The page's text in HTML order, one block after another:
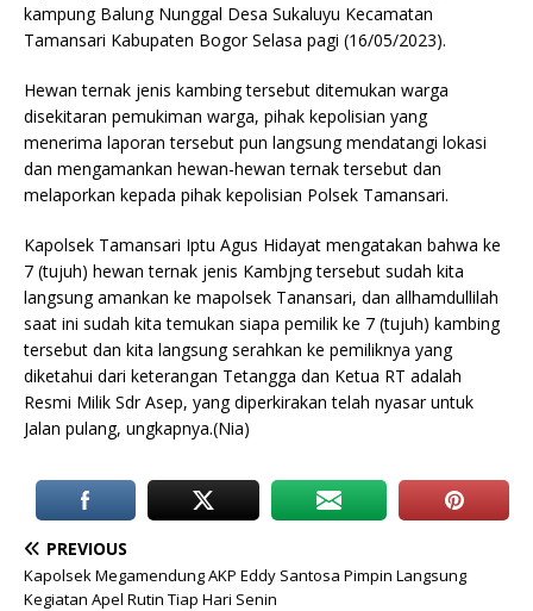
kampung Balung Nunggal Desa Sukaluyu Kecamatan
Tamansari Kabupaten Bogor Selasa pagi (16/05/2023).
Hewan ternak jenis kambing tersebut ditemukan warga
disekitaran pemukiman warga, pihak kepolisian yang
menerima laporan tersebut pun langsung mendatangi lokasi
dan mengamankan hewan-hewan ternak tersebut dan
melaporkan kepada pihak kepolisian Polsek Tamansari.
Kapolsek Tamansari Iptu Agus Hidayat mengatakan bahwa ke
7 (tujuh) hewan ternak jenis Kambjng tersebut sudah kita
langsung amankan ke mapolsek Tanansari, dan allhamdullilah
saat ini sudah kita temukan siapa pemilik ke 7 (tujuh) kambing
tersebut dan kita langsung serahkan ke pemiliknya yang
diketahui dari keterangan Tetangga dan Ketua RT adalah
Resmi Milik Sdr Asep, yang diperkirakan telah nyasar untuk
Jalan pulang, ungkapnya.(Nia)
PREVIOUS
Kapolsek Megamendung AKP Eddy Santosa Pimpin Langsung
Kegiatan Apel Rutin Tiap Hari Senin